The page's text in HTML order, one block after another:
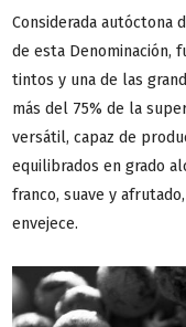
Considerada autóctona
de esta Denominación,
tintos y una de las
más del 75% de la
versátil, capaz de
equilibrados en grado
franco, suave y
envejece.